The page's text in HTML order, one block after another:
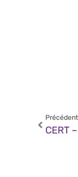
Précédent
CERT